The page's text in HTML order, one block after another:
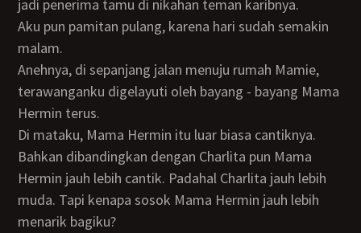
jadi penerima tamu di nikahan teman karibnya.
Aku pun pamitan pulang, karena hari sudah semakin
malam.
Anehnya, di sepanjang jalan menuju rumah Mamie,
terawanganku digelayuti oleh bayang - bayang Mama
Hermin terus.
Di mataku, Mama Hermin itu luar biasa cantiknya.
Bahkan dibandingkan dengan Charlita pun Mama
Hermin jauh lebih cantik. Padahal Charlita jauh lebih
muda. Tapi kenapa sosok Mama Hermin jauh lebih
menarik bagiku?